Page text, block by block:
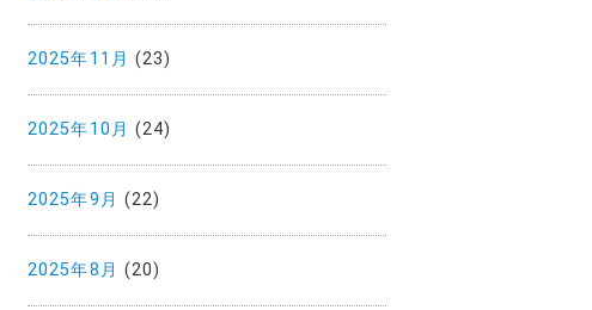
2025年11月 (23)
2025年10月 (24)
2025年9月 (22)
2025年8月 (20)